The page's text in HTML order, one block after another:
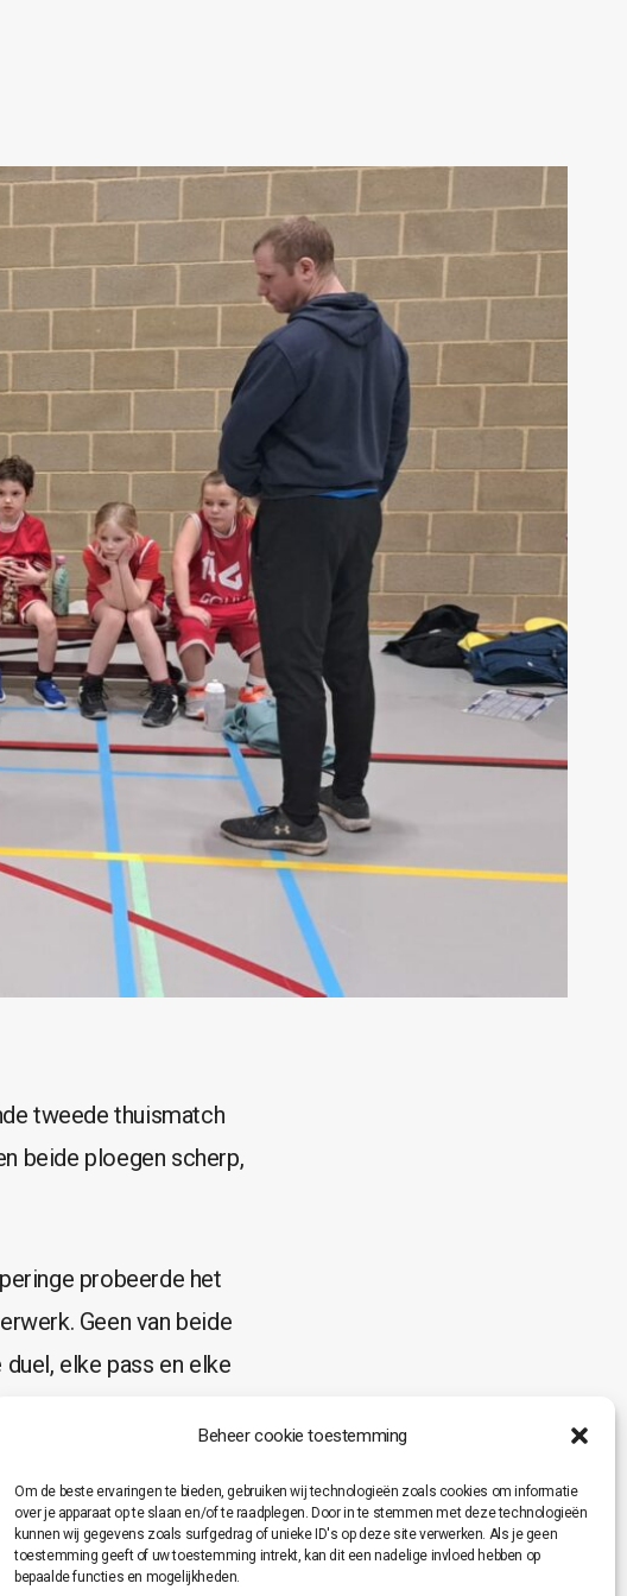
Beheer cookie toestemming
Om de beste ervaringen te bieden, gebruiken wij technologieën zoals cookies om informatie
over je apparaat op te slaan en/of te raadplegen. Door in te stemmen met deze technologieën
kunnen wij gegevens zoals surfgedrag of unieke ID's op deze site verwerken. Als je geen
toestemming geeft of uw toestemming intrekt, kan dit een nadelige invloed hebben op
bepaalde functies en mogelijkheden.
tweede thuismatch
beide ploegen scherp,
probeerde het
Geen van beide
elke pass en elke
bleef knokken tot het
het niet alleen kan
match toont dat